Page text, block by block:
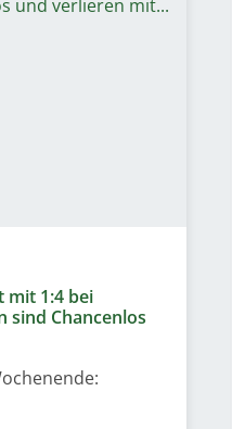
mit 1:4 bei
sind Chancenlos